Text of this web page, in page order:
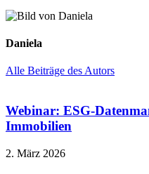
Daniela
Alle Beiträge des Autors
Webinar: ESG-
Immobilien
2. März 2026